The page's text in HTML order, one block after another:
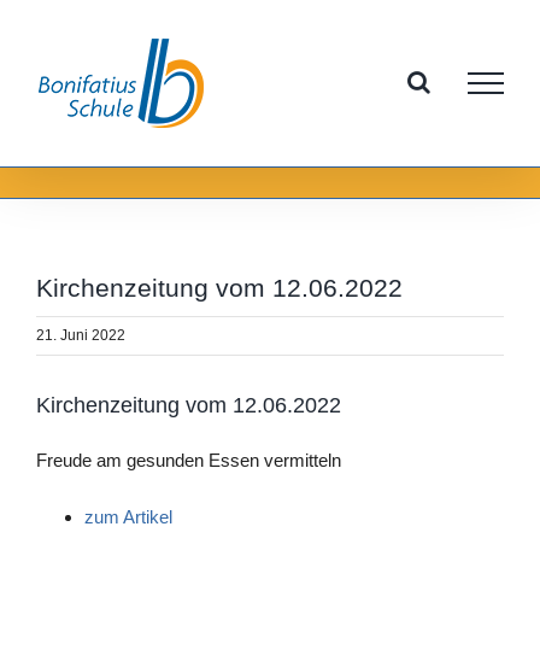
springen
Kirchenzeitung vom 12.06.2022
21. Juni 2022
Kirchenzeitung vom 12.06.2022
Freude am gesunden Essen vermitteln
zum Artikel